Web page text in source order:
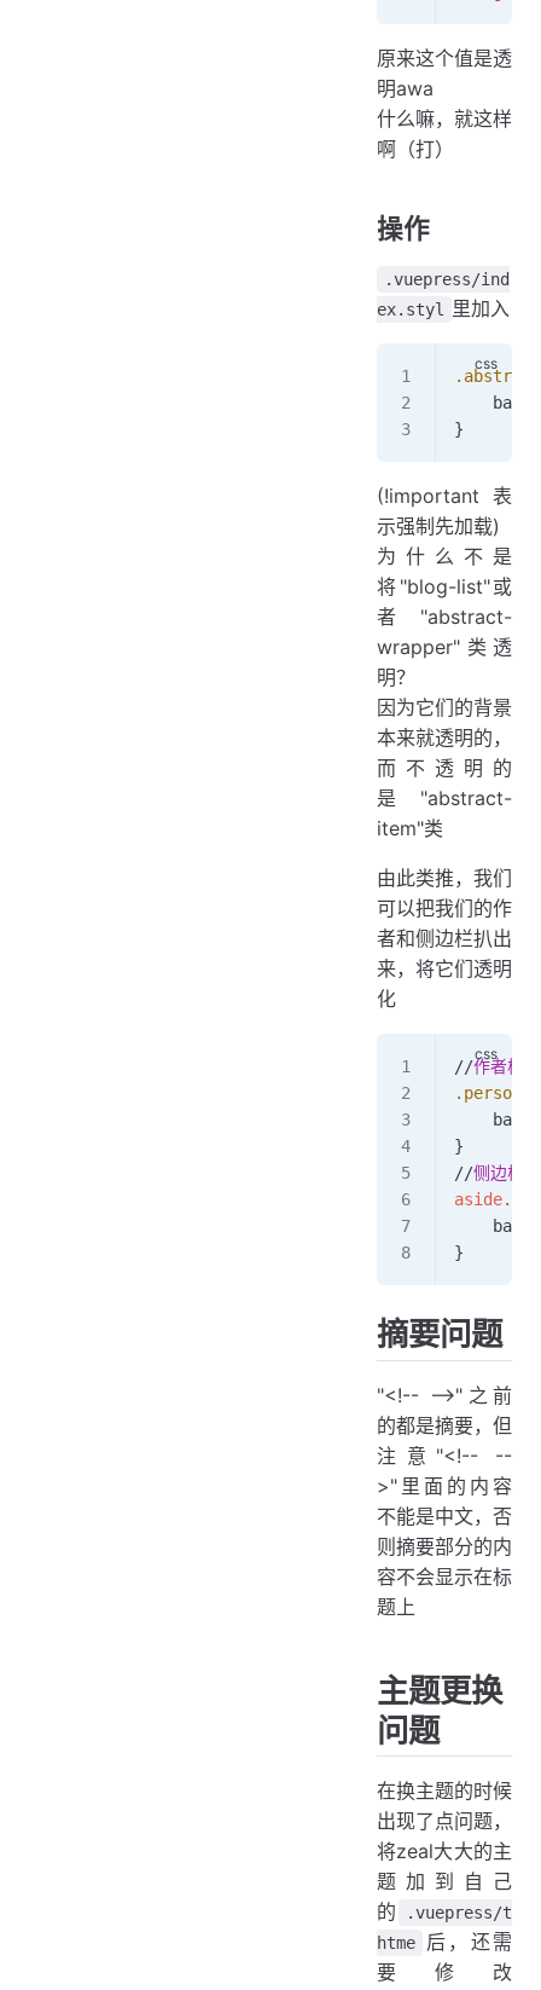
原来这个值是透
明awa
什么嘛，就这样
啊（打）
操作
.vuepress/ind
ex.styl
里加入
}
(!important 表
示强制先加载)
为什么不是
将"blog-list"或
者"abstract-
wrapper"类透
明？
因为它们的背景
本来就透明的，
而不透明的
是"abstract-
item"类
由此类推，我们
可以把我们的作
者和侧边栏扒出
来，将它们透明
化
//作者栏
}
//侧边栏
aside
}
摘要问题
"<!-- -->"之前
的都是摘要，但
注意"<!-- --
>"里面的内容
不能是中文，否
则摘要部分的内
容不会显示在标
题上
主题更换
问题
在换主题的时候
出现了点问题，
将zeal大大的主
题加到自己
的
.vuepress/t
htme
后，还需
要修改